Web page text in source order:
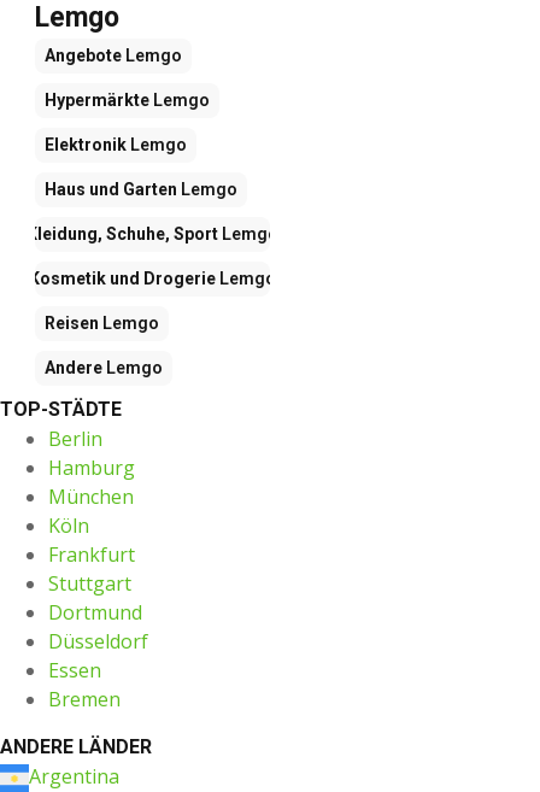
Lemgo
Angebote Lemgo
Hypermärkte Lemgo
Elektronik Lemgo
Haus und Garten Lemgo
Kleidung, Schuhe, Sport Lemgo
Kosmetik und Drogerie Lemgo
Reisen Lemgo
Andere Lemgo
TOP-STÄDTE
Berlin
Hamburg
München
Köln
Frankfurt
Stuttgart
Dortmund
Düsseldorf
Essen
Bremen
ANDERE LÄNDER
Argentina